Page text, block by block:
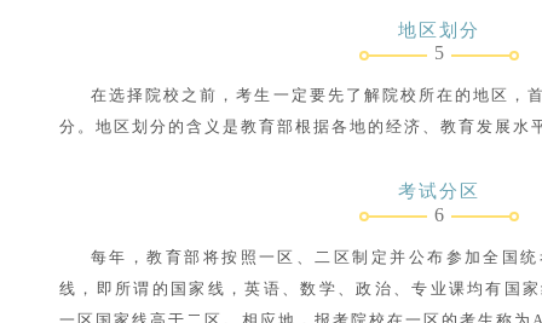
地区划分
5
在选择院校之前，考生一定要先了解院校所在的地区，
分。地区划分的含义是教育部根据各地的经济、教育发展水
考试分区
6
每年，教育部将按照一区、二区制定并公布参加全国
线，即所谓的国家线，英语、数学、政治、专业课均有国